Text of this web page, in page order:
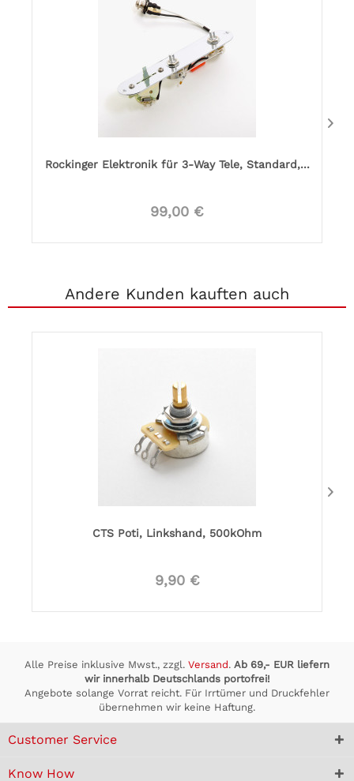
Rockinger Elektronik für 3-Way Tele, Standard,...
99,00 €
Andere Kunden kauften auch
CTS Poti, Linkshand, 500kOhm
9,90 €
Alle Preise inklusive Mwst., zzgl. Versand. Ab 69,- EUR liefern
wir innerhalb Deutschlands portofrei!
Angebote solange Vorrat reicht. Für Irrtümer und Druckfehler
übernehmen wir keine Haftung.
Customer Service
Know How